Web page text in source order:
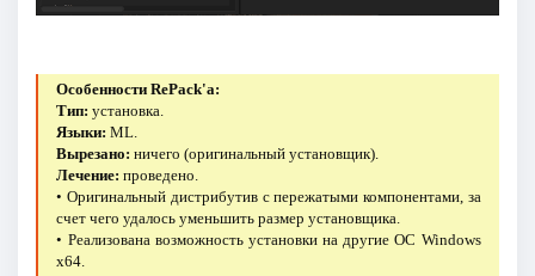
Особенности RePack'a:
Тип: установка.
Языки: ML.
Вырезано: ничего (оригинальный установщик).
Лечение: проведено.
• Оригинальный дистрибутив с пережатыми компонентами, за
счет чего удалось уменьшить размер установщика.
• Реализована возможность установки на другие ОС Windows
x64.